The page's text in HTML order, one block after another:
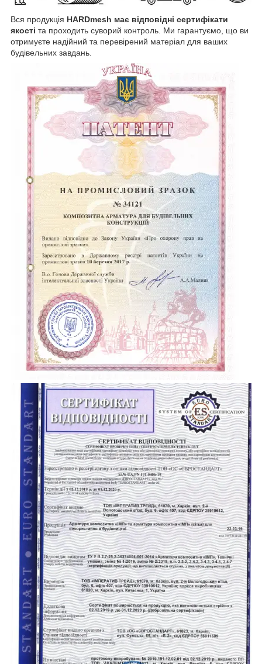
Вся продукція HARDmesh має відповідні сертифікати
якості та проходить суворий контроль. Ми гарантуємо, що ви
отримуєте надійний та перевірений матеріал для ваших
будівельних завдань.